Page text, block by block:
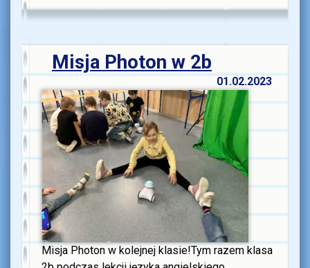
Misja Photon w 2b
01.02.2023
Misja Photon w kolejnej klasie!Tym razem klasa